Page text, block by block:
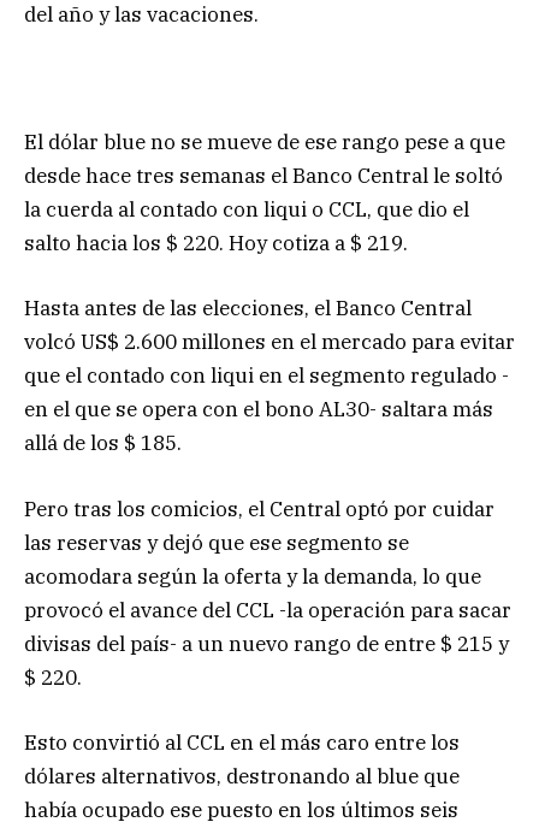
del año y las vacaciones.
El dólar blue no se mueve de ese rango pese a que
desde hace tres semanas el Banco Central le soltó
la cuerda al contado con liqui o CCL, que dio el
salto hacia los $ 220. Hoy cotiza a $ 219.
Hasta antes de las elecciones, el Banco Central
volcó US$ 2.600 millones en el mercado para evitar
que el contado con liqui en el segmento regulado -
en el que se opera con el bono AL30- saltara más
allá de los $ 185.
Pero tras los comicios, el Central optó por cuidar
las reservas y dejó que ese segmento se
acomodara según la oferta y la demanda, lo que
provocó el avance del CCL -la operación para sacar
divisas del país- a un nuevo rango de entre $ 215 y
$ 220.
Esto convirtió al CCL en el más caro entre los
dólares alternativos, destronando al blue que
había ocupado ese puesto en los últimos seis